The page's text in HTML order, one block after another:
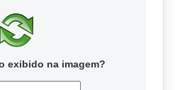
exibido na imagem?